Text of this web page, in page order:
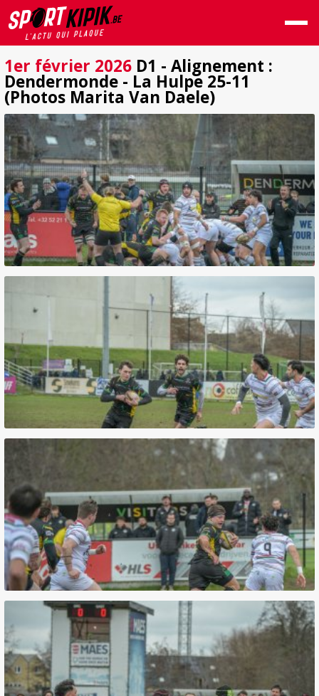
1er février 2026 D1 - Alignement :
Dendermonde - La Hulpe 25-11
(Photos Marita Van Daele)